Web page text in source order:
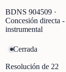
BDNS 904509 ·
Concesión directa -
instrumental
Cerrada
Resolución de 22